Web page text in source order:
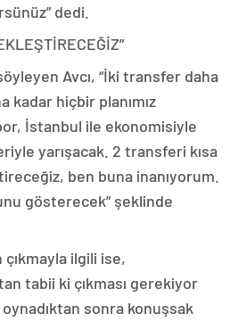
dedi.
Avcı, “İki transfer daha
kadar hiçbir planımız
İstanbul ile ekonomisiyle
yarışacak. 2 transferi kısa
ben buna inanıyorum.
gösterecek” şeklinde
ilgili ise,
tabii ki çıkması gerekiyor
oynadıktan sonra konuşsak